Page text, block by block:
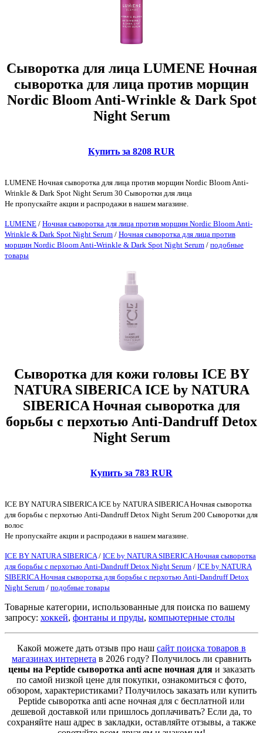
Сыворотка для лица LUMENE Ночная
сыворотка для лица против морщин
Nordic Bloom Anti-Wrinkle & Dark Spot
Night Serum
Купить за 8208 RUR
LUMENE Ночная сыворотка для лица против морщин Nordic Bloom Anti-
Wrinkle & Dark Spot Night Serum 30 Сыворотки для лица
Не пропускайте акции и распродажи в нашем магазине.
LUMENE / Ночная сыворотка для лица против морщин Nordic Bloom Anti-
Wrinkle & Dark Spot Night Serum / Ночная сыворотка для лица против
морщин Nordic Bloom Anti-Wrinkle & Dark Spot Night Serum / подобные
товары
Сыворотка для кожи головы ICE BY
NATURA SIBERICA ICE by NATURA
SIBERICA Ночная сыворотка для
борьбы с перхотью Anti-Dandruff Detox
Night Serum
Купить за 783 RUR
ICE BY NATURA SIBERICA ICE by NATURA SIBERICA Ночная сыворотка
для борьбы с перхотью Anti-Dandruff Detox Night Serum 200 Сыворотки для
волос
Не пропускайте акции и распродажи в нашем магазине.
ICE BY NATURA SIBERICA / ICE by NATURA SIBERICA Ночная сыворотка
для борьбы с перхотью Anti-Dandruff Detox Night Serum / ICE by NATURA
SIBERICA Ночная сыворотка для борьбы с перхотью Anti-Dandruff Detox
Night Serum / подобные товары
Товарные категории, использованные для поиска по вашему
запросу: хоккей, фонтаны и пруды, компьютерные столы
Какой можете дать отзыв про наш сайт поиска товаров в
магазинах интернета в 2026 году? Получилось ли сравнить
цены на Peptide сыворотка anti аcne ночная для и заказать
по самой низкой цене для покупки, ознакомиться с фото,
обзором, характеристиками? Получилось заказать или купить
Peptide сыворотка anti аcne ночная для с бесплатной или
дешевой доставкой или пришлось доплачивать? Если да, то
сохраняйте наш адрес в закладки, оставляйте отзывы, а также